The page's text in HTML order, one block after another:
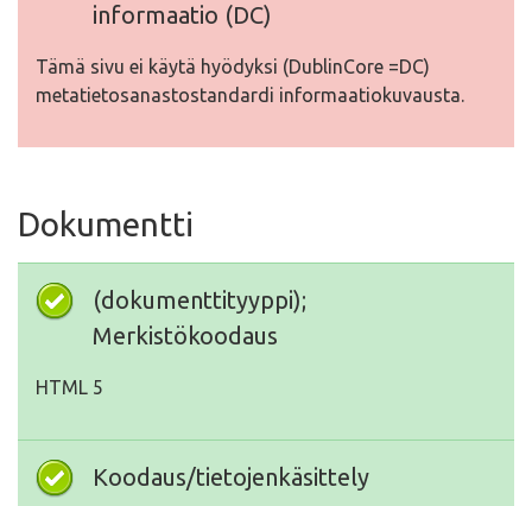
informaatio (DC)
Tämä sivu ei käytä hyödyksi (DublinCore =DC)
metatietosanastostandardi informaatiokuvausta.
Dokumentti
(dokumenttityyppi);
Merkistökoodaus
HTML 5
Koodaus/tietojenkäsittely